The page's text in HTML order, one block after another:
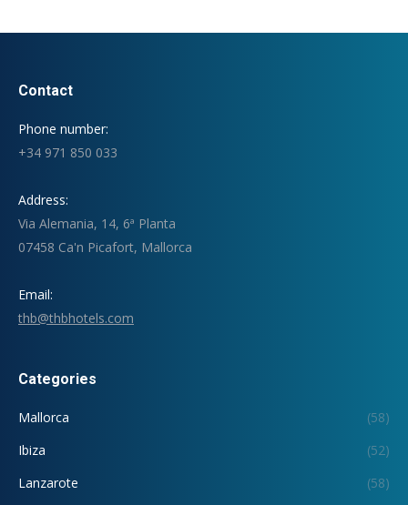
Contact
Phone number:
+34 971 850 033
Address:
Via Alemania, 14, 6ª Planta
07458 Ca'n Picafort, Mallorca
Email:
thb@thbhotels.com
Categories
Mallorca
(58)
Ibiza
(52)
Lanzarote
(58)